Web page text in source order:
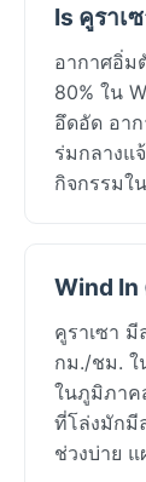
Is คูราเ
อากาศอิ่ม
80% ใน
อึดอัด อา
ร่มกลางแ
กิจกรรมใ
Wind In
คูราเซา
กม./ชม. ใ
ในภูมิภาค
ที่โล่งมักมี
ช่วงบ่าย